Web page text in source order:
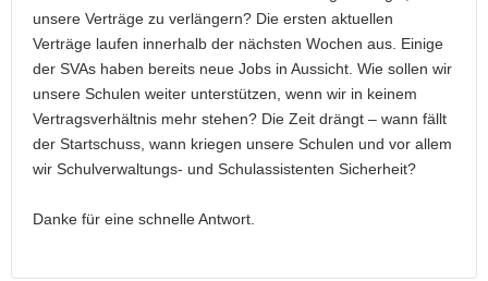
unsere Verträge zu verlängern? Die ersten aktuellen
Verträge laufen innerhalb der nächsten Wochen aus. Einige
der SVAs haben bereits neue Jobs in Aussicht. Wie sollen wir
unsere Schulen weiter unterstützen, wenn wir in keinem
Vertragsverhältnis mehr stehen? Die Zeit drängt – wann fällt
der Startschuss, wann kriegen unsere Schulen und vor allem
wir Schulverwaltungs- und Schulassistenten Sicherheit?
Danke für eine schnelle Antwort.